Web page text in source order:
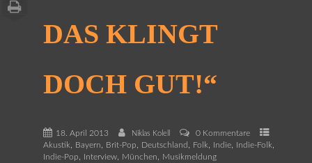
DAS KLINGT
DOCH GUT!“
18. April 2013 Niklas Kolell
0 Kommentare
Akustik, Bayern, Brit-Pop, Deutschland , Folk, Indie, Indie-Folk,
Indie-Pop, Interview, München, Musikmeldung